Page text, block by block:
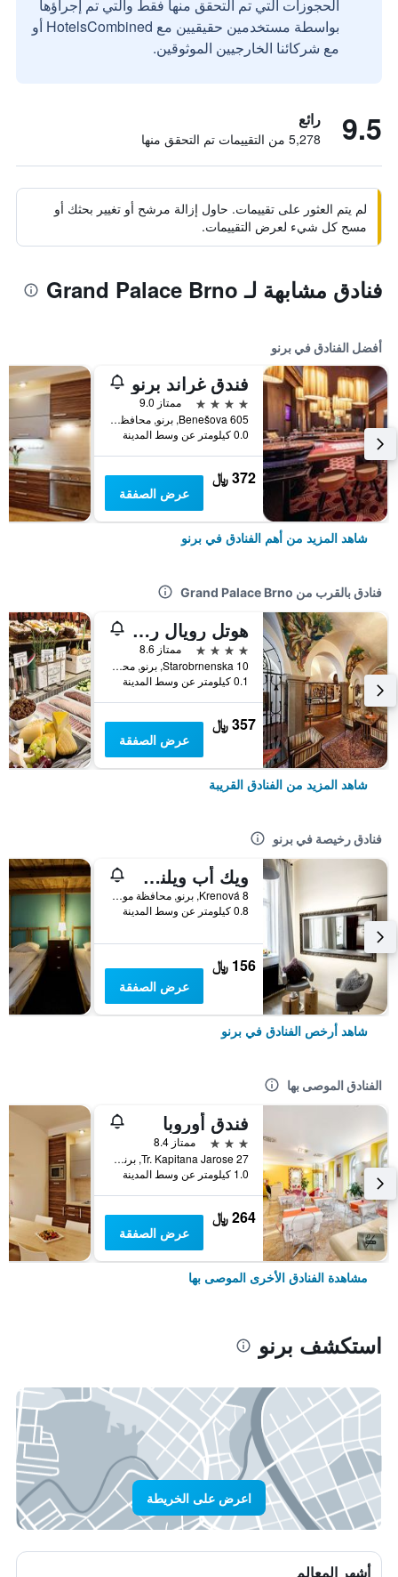
الحجوزات التي تم التحقق منها فقط والتي تم إجراؤها
بواسطة مستخدمين حقيقيين مع HotelsCombined أو
مع شركائنا الخارجيين الموثوقين.
9.5 رائع
5,278 من التقييمات تم التحقق منها
لم يتم العثور على تقييمات. حاول إزالة مرشح أو تغيير بحثك أو
مسح كل شيء لعرض التقييمات.
فنادق مشابهة لـ Grand Palace Brno
أفضل الفنادق في برنو
فندق غراند برنو
4 نجوم
ممتاز 9.0
Benešova 605, برنو, محافظة مورافيا الجنوبية, جمهورية التشيك
0.0 كيلومتر عن وسط المدينة
372 ﷼
عرض الصفقة
شاهد المزيد من أهم الفنادق في برنو
فنادق بالقرب من Grand Palace Brno
هوتل رويال ريتش
4 نجوم
ممتاز 8.6
Starobrnenska 10, برنو, محافظة مورافيا الجنوبية, جمهورية التشيك
0.1 كيلومتر عن وسط المدينة
357 ﷼
عرض الصفقة
شاهد المزيد من الفنادق القريبة
فنادق رخيصة في برنو
ويك أب ويلنس هوستل باي غودنايتس س
Krenová 8, برنو, محافظة مورافيا الجنوبية, جمهورية التشيك
0.8 كيلومتر عن وسط المدينة
156 ﷼
عرض الصفقة
شاهد أرخص الفنادق في برنو
الفنادق الموصى بها
فندق أوروبا
3 نجوم
ممتاز 8.4
Tr. Kapitana Jarose 27, برنو, محافظة مورافيا الجنوبية, جمهورية التشيك
1.0 كيلومتر عن وسط المدينة
264 ﷼
عرض الصفقة
مشاهدة الفنادق الأخرى الموصى بها
استكشف برنو
اعرض على الخريطة
أشهر المعالم